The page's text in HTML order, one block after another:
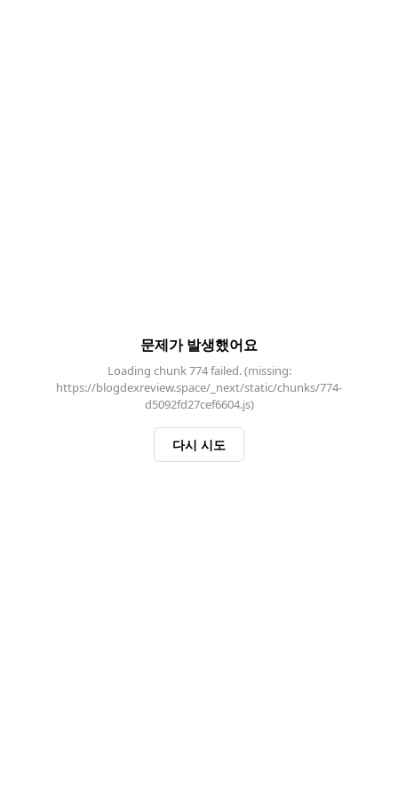
문제가 발생했어요
Loading chunk 774 failed. (missing:
https://blogdexreview.space/_next/static/chunks/774-
d5092fd27cef6604.js)
다시 시도